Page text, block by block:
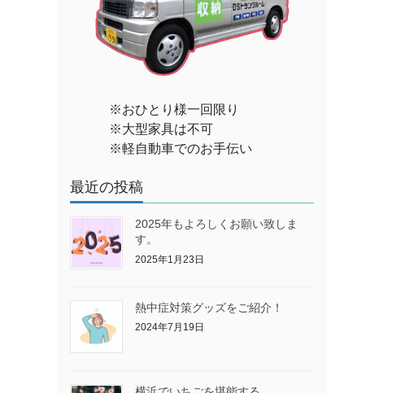
※おひとり様一回限り
※大型家具は不可
※軽自動車でのお手伝い
最近の投稿
2025年もよろしくお願い致しま
す。
2025年1月23日
熱中症対策グッズをご紹介！
2024年7月19日